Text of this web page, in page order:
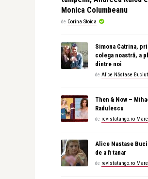
Monica Columbeanu
de Corina Stoica
Simona Catrina,
colega noastră, a
dintre noi
de Alice Năstase
Then & Now –
Radulescu
de revistatango.ro
Alice Nastase
de a fi tanar
de revistatango.ro